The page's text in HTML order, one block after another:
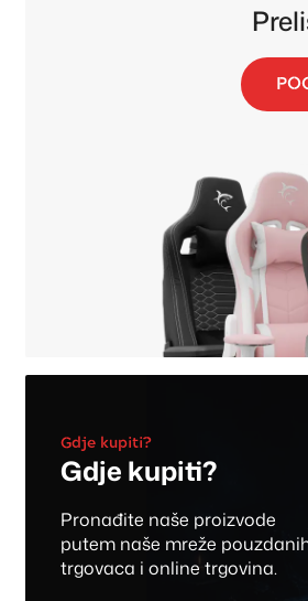
Gdje kupiti?
Gdje kupiti?
Pronađite naše proizvode
putem naše mreže
trgovaca i online trgovina.